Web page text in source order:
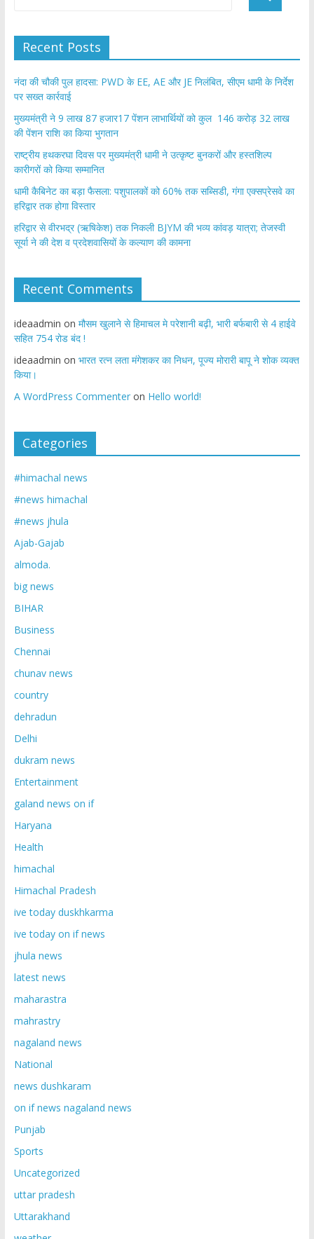
Recent Posts
नंदा की चौकी पुल हादसा: PWD के EE, AE और JE निलंबित, सीएम धामी के निर्देश
पर सख्त कार्रवाई
मुख्यमंत्री ने 9 लाख 87 हजार17 पेंशन लाभार्थियों को कुल 146 करोड़ 32 लाख
की पेंशन राशि का किया भुगतान
राष्ट्रीय हथकरघा दिवस पर मुख्यमंत्री धामी ने उत्कृष्ट बुनकरों और हस्तशिल्प
कारीगरों को किया सम्मानित
​धामी कैबिनेट का बड़ा फैसला: पशुपालकों को 60% तक सब्सिडी, गंगा एक्सप्रेसवे का
हरिद्वार तक होगा विस्तार
​हरिद्वार से वीरभद्र (ऋषिकेश) तक निकली BJYM की भव्य कांवड़ यात्रा; तेजस्वी
सूर्या ने की देश व प्रदेशवासियों के कल्याण की कामना
Recent Comments
ideaadmin on मौसम खुलाने से हिमाचल मे परेशानी बढ़ी, भारी बर्फबारी से 4 हाईवे
सहित 754 रोड बंद !
ideaadmin on भारत रत्न लता मंगेशकर का निधन, पूज्य मोरारी बापू ने शोक व्यक्त
किया।
A WordPress Commenteron Hello world!
Categories
#himachal news
#news himachal
#news jhula
Ajab-Gajab
almoda.
big news
BIHAR
Business
Chennai
chunav news
country
dehradun
Delhi
dukram news
Entertainment
galand news on if
Haryana
Health
himachal
Himachal Pradesh
ive today duskhkarma
ive today on if news
jhula news
latest news
maharastra
mahrastry
nagaland news
National
news dushkaram
on if news nagaland news
Punjab
Sports
Uncategorized
uttar pradesh
Uttarakhand